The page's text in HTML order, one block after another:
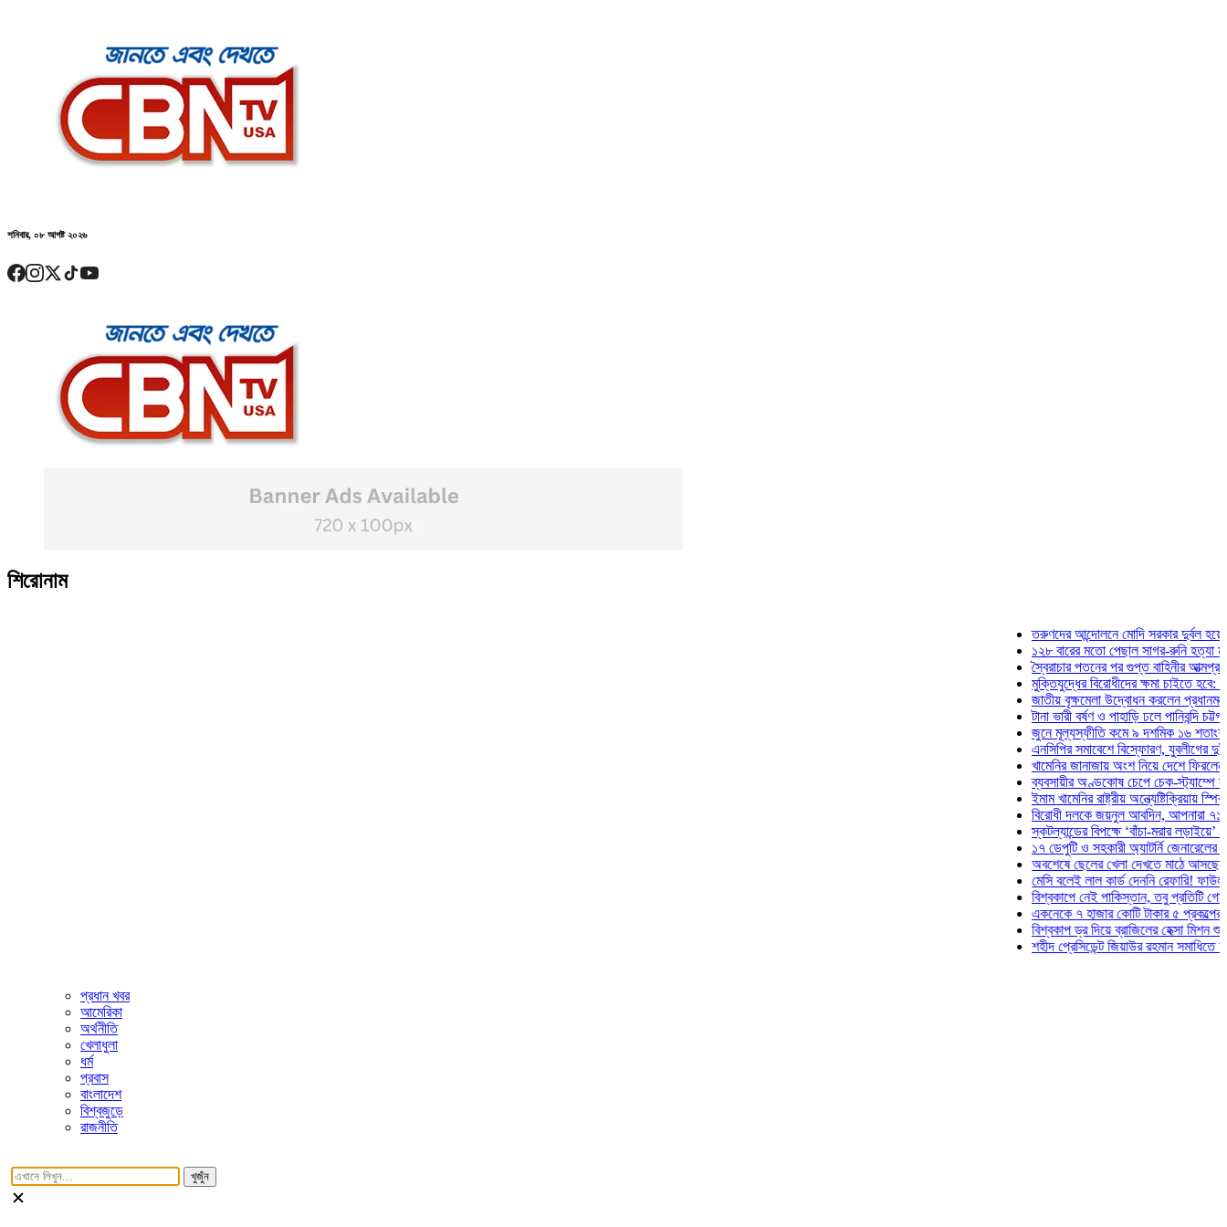
শনিবার, ০৮ আগষ্ট ২০২৬
শিরোনাম
তরুণদের আন্দোলনে মোদি সরকার দুর্বল হয়েছে: ওয়াংচুক
১২৮ বারের মতো পেছাল সাগর-রুনি হত্যা মামলার
স্বৈরাচার পতনের পর গুপ্ত বাহিনীর আত্মপ্রকাশ:
মুক্তিযুদ্ধের বিরোধীদের ক্ষমা চাইতে হবে:
জাতীয় বৃক্ষমেলা উদ্বোধন করলেন প্রধানমন্ত্রী
টানা ভারী বর্ষণ ও পাহাড়ি ঢলে পানিবন্দি চট্টগ্রামে লাখো
জুনে মূল্যস্ফীতি কমে ৯ দশমিক ১৬ শতাংশ
এনসিপির সমাবেশে বিস্ফোরণ, যুবলীগের দুই নেতাকর্মী
খামেনির জানাজায় অংশ নিয়ে দেশে ফিরলেন স্পিকার
ব্যবসায়ীর অণ্ডকোষ চেপে চেক-স্ট্যাম্পে স্বাক্ষর
ইমাম খামেনির রাষ্ট্রীয় অন্ত্যেষ্টিক্রিয়ায় স্পিকারের
বিরোধী দলকে জয়নুল আবদিন, আপনারা ৭১ সালে
স্কটল্যান্ডের বিপক্ষে ‘বাঁচা-মরার লড়াইয়ে’ মাঠে নামছে
১৭ ডেপুটি ও সহকারী অ্যাটর্নি জেনারেলের পদত্যাগ
অবশেষে ছেলের খেলা দেখতে মাঠে আসছেন ভোজিনহার
মেসি বলেই লাল কার্ড দেননি রেফারি! ফাউল নিয়ে বিতর্ক
বিশ্বকাপে নেই পাকিস্তান, তবু প্রতিটি গোলে থাকবে
একনেকে ৭ হাজার কোটি টাকার ৫ প্রকল্পের অনুমোদন
বিশ্বকাপ ড্র দিয়ে ব্রাজিলের হেক্সা মিশন শুরু
শহীদ প্রেসিডেন্ট জিয়াউর রহমান সমাধিতে যুবদলের
প্রধান খবর
আমেরিকা
অর্থনীতি
খেলাধুলা
ধর্ম
প্রবাস
বাংলাদেশ
বিশ্বজুড়ে
রাজনীতি
খুজুঁন